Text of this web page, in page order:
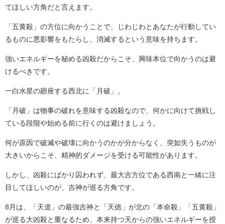
てほしい方角だと言えます。
「五黄殺」の方位に向かうことで、じわじわとあなたが行動してい
るものに悪影響をもたらし、消滅するという意味を持ちます。
強いエネルギーを秘める凶殺だからこそ、興味本位で向かうのは避
けるべきです。
一白水星の廻座する西北に「月破」。
「月破」は物事の破れを意味する凶殺なので、何かに向けて挑戦し
ている段階や始める前に行くのは避けましょう。
何が原因で破滅や破壊に向かうのかが分からなく、突如失うものが
大きいからこそ、精神的ダメージを受ける可能性があります。
しかし、凶殺にばかり囚われず、最大吉方位である西南と一緒に注
目してほしいのが、吉神が巡る方角です。
8月は、「天道」の最強吉神と「天徳」が北の「本命殺」「五黄殺」
が巡る大凶殺と重なるため、本来持つ天からの強いエネルギーを授